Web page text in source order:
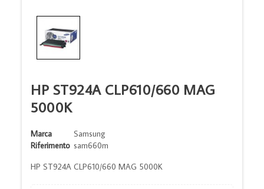
HP ST924A CLP610/660 MAG
5000K
Marca
Samsung
Riferimento sam660m
HP ST924A CLP610/660 MAG 5000K